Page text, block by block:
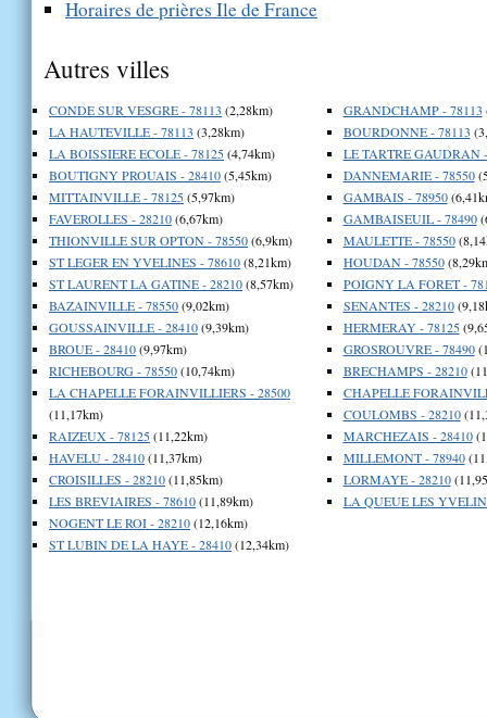
Horaires de prières Ile de France
Autres villes
CONDE SUR VESGRE - 78113 (2,28km)
LA HAUTEVILLE - 78113 (3,28km)
LA BOISSIERE ECOLE - 78125(4,74km)
BOUTIGNY PROUAIS - 28410(5,45km)
MITTAINVILLE - 78125(5,97km)
FAVEROLLES - 28210(6,67km)
THIONVILLE SUR OPTON - 78550(6,9km)
ST LEGER EN YVELINES - 78610(8,21km)
ST LAURENT LA GATINE - 28210(8,57km)
BAZAINVILLE - 78550(9,02km)
GOUSSAINVILLE - 28410(9,39km)
BROUE - 28410(9,97km)
RICHEBOURG - 78550(10,74km)
LA CHAPELLE FORAINVILLIERS - 28500
(11,17km)
RAIZEUX - 78125(11,22km)
HAVELU - 28410(11,37km)
CROISILLES - 28210(11,85km)
LES BREVIAIRES - 78610(11,89km)
NOGENT LE ROI - 28210(12,16km)
ST LUBIN DE LA HAYE - 28410(12,34km)
GRANDCHAMP - 78113
BOURDONNE - 78113
LE TARTRE GAUDRAN
DANNEMARIE - 78550
GAMBAIS - 78950
GAMBAISEUIL - 78490
MAULETTE - 78550
HOUDAN - 78550
POIGNY LA FORET -
SENANTES - 28210
HERMERAY - 78125
GROSROUVRE - 78490
BRECHAMPS - 28210
CHAPELLE
COULOMBS - 28210
MARCHEZAIS - 28410
MILLEMONT - 78940
LORMAYE - 28210
LA QUEUE LES